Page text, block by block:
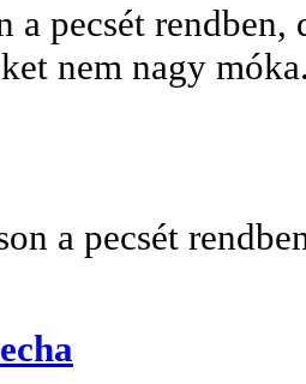
a pecsét
nem nagy
a pecsét